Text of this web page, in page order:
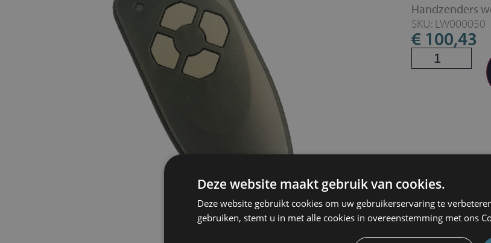
Handzenders
SKU: LW000050
€ 100,43
Extra
Deze website maakt gebruik van cookies.
Deze website gebruikt cookies om uw gebruikerservaring te
gebruiken, stemt u in met alle cookies in overeenstemming met ons